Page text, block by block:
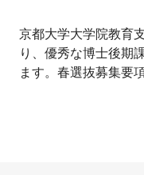
京都大学大学院教育
り、優秀な博士後期
ます。春選抜募集要